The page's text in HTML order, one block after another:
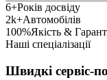
6+Років досвіду
2k+Автомобілів
100%Якість &
Наші спеціалізації
Швидкі сервіс-